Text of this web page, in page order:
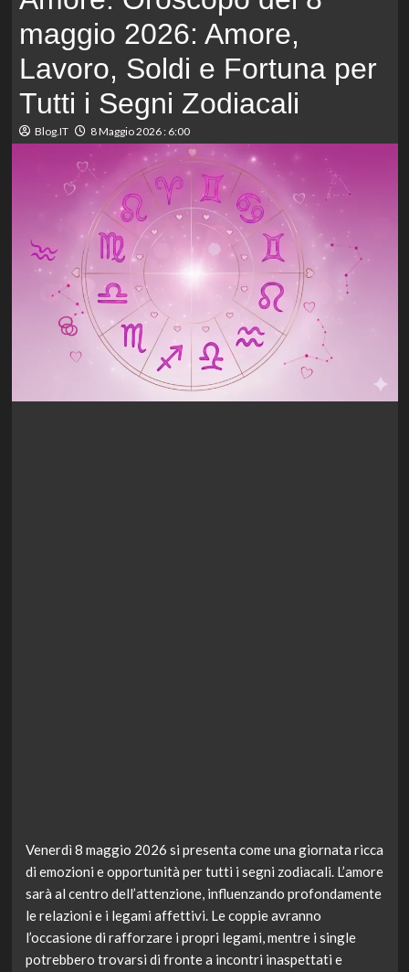
maggio 2026: Amore,
Lavoro, Soldi e Fortuna per
Tutti i Segni Zodiacali
Blog.IT 8 Maggio 2026 : 6:00
Venerdì 8 maggio 2026 si presenta come una giornata ricca
di emozioni e opportunità per tutti i segni zodiacali. L’amore
sarà al centro dell’attenzione, influenzando profondamente
le relazioni e i legami affettivi. Le coppie avranno
l’occasione di rafforzare i propri legami, mentre i single
potrebbero trovarsi di fronte a incontri inaspettati e